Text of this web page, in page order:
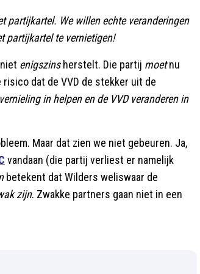
partijkartel. We willen echte veranderingen
partijkartel te vernietigen!
enigszinsherstelt. Die partij moetnu
dat de VVD de stekker uit de
in helpen en de VVD veranderen in
Maar dat zien we niet gebeuren. Ja,
vandaan (die partij verliest er namelijk
betekent dat Wilders weliswaar de
zijn. Zwakke partners gaan niet in een